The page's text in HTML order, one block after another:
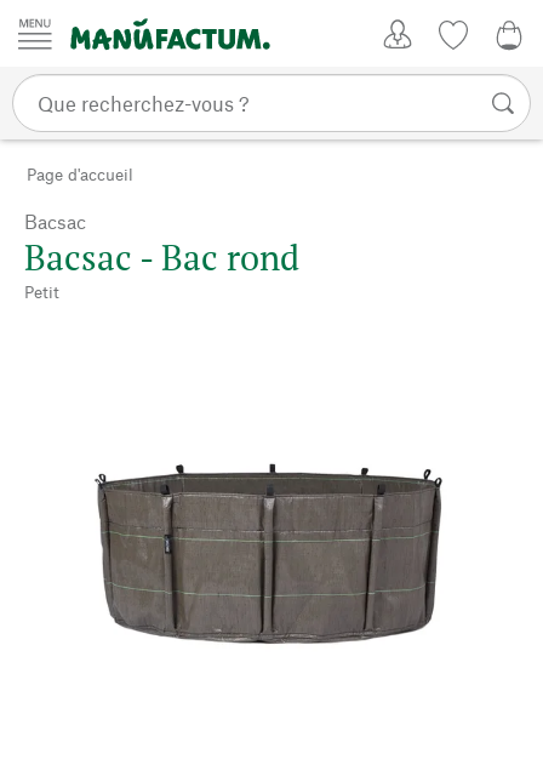
Passer au contenu
Page d'accueil
Bacsac
Bacsac - Bac rond
Petit